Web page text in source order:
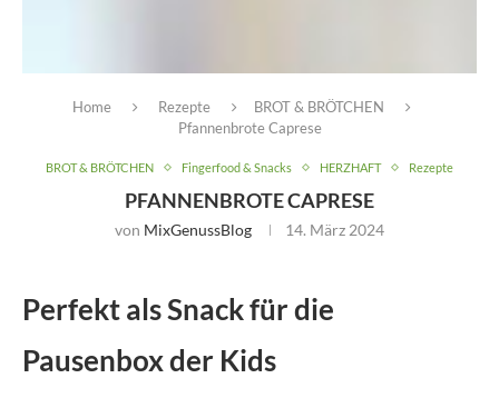
Home Rezepte
BROT & BRÖTCHEN
Pfannenbrote Caprese
BROT & BRÖTCHEN Fingerfood & Snacks HERZHAFT Rezepte
PFANNENBROTE CAPRESE
von MixGenussBlog 14. März 2024
Perfekt als Snack für die
Pausenbox der Kids